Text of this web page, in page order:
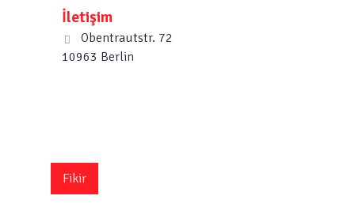
İletişim
Obentrautstr. 72
10963 Berlin
Fikir